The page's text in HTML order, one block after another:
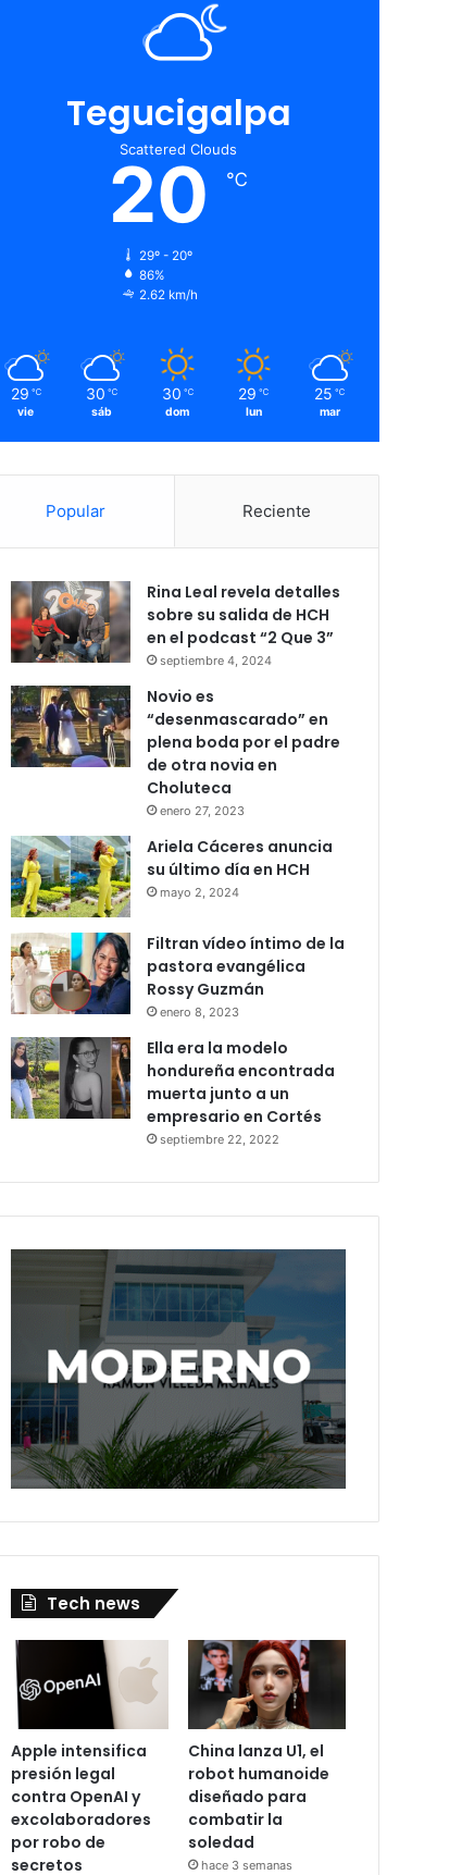
Tegucigalpa
Scattered Clouds
20 ℃
29º - 20º
86%
2.62 km/h
29 ℃
vie
30 ℃
sáb
30 ℃
dom
29 ℃
lun
25 ℃
mar
Popular Reciente
Rina Leal revela detalles
sobre su salida de HCH
en el podcast “2 Que 3”
septiembre 4, 2024
Novio es
“desenmascarado” en
plena boda por el padre
de otra novia en
Choluteca
enero 27, 2023
Ariela Cáceres anuncia
su último día en HCH
mayo 2, 2024
Filtran vídeo íntimo de la
pastora evangélica
Rossy Guzmán
enero 8, 2023
Ella era la modelo
hondureña encontrada
muerta junto a un
empresario en Cortés
septiembre 22, 2022
Tech news
Apple intensifica
presión legal
contra OpenAI y
excolaboradores
por robo de
secretos
China lanza U1, el
robot humanoide
diseñado para
combatir la
soledad
hace 3 semanas